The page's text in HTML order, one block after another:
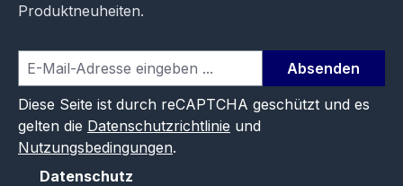
Produktneuheiten.
Absenden
Diese Seite ist durch reCAPTCHA geschützt und es
gelten die Datenschutzrichtlinie und
Nutzungsbedingungen.
Datenschutz